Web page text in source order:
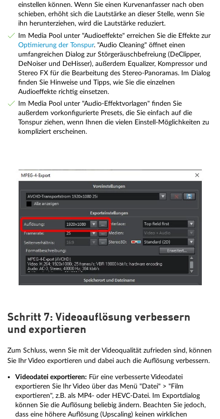
einstellen können. Wenn Sie einen Kurvenanfasser nach oben
schieben, erhöht sich die Lautstärke an dieser Stelle, wenn Sie
ihn herunterziehen, wird die Lautstärke reduziert.
Im Media Pool unter "Audioeffekte" erreichen Sie die Effekte zur
Optimierung der Tonspur. "Audio Cleaning" öffnet einen
umfangreichen Dialog zur Störgeräuschbefreiung (DeClipper,
DeNoiser und DeHisser), außerdem Equalizer, Kompressor und
Stereo FX für die Bearbeitung des Stereo-Panoramas. Im Dialog
finden Sie Hinweise und Tipps, wie Sie die einzelnen
Audioeffekte richtig einsetzen.
Im Media Pool unter "Audio-Effektvorlagen" finden Sie
außerdem vorkonfigurierte Presets, die Sie einfach auf die
Tonspur ziehen, wenn Ihnen die vielen Einstell-Möglichkeiten zu
kompliziert erscheinen.
Schritt 7: Videoauflösung verbessern
und exportieren
Zum Schluss, wenn Sie mit der Videoqualität zufrieden sind, können
Sie Ihr Video exportieren und dabei auch die Auflösung verbessern.
Videodatei exportieren: Für eine verbesserte Videodatei
exportieren Sie Ihr Video über das Menü "Datei" > "Film
exportieren", z.B. als MP4- oder HEVC-Datei. Im Exportdialog
können Sie die Auflösung beliebig ändern. Beachten Sie jedoch,
dass eine höhere Auflösung (Upscaling) keinen wirklichen